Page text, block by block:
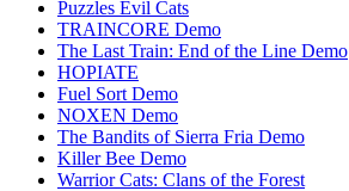
Puzzles Evil Cats
TRAINCORE Demo
The Last Train: End of the Line Demo
HOPIATE
Fuel Sort Demo
NOXEN Demo
The Bandits of Sierra Fria Demo
Killer Bee Demo
Warrior Cats: Clans of the Forest